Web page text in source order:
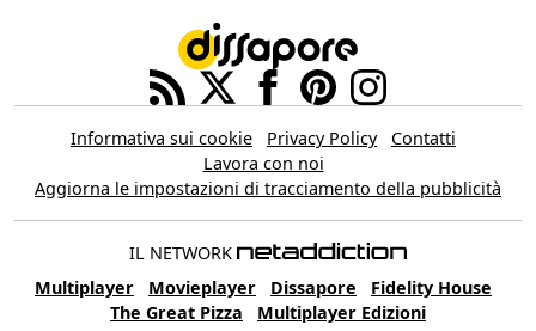
Informativa sui cookie Privacy Policy
Contatti
Lavora con noi
Aggiorna le impostazioni di tracciamento della pubblicità
IL NETWORK
Multiplayer
Movieplayer Dissapore
Fidelity House
The Great Pizza
Multiplayer Edizioni